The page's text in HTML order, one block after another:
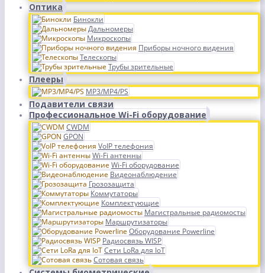
Оптика
Бинокли
Дальномеры
Микроскопы
Приборы ночного видения
Телескопы
Трубы зрительные
Плееры
MP3/MP4/PS
Подавители связи
Профессиональное Wi-Fi оборудование
CWDM
GPON
VoIP телефония
Wi-Fi антенны
Wi-Fi оборудование
Видеонаблюдение
Грозозащита
Коммутаторы
Комплектующие
Магистральные радиомосты
Маршрутизаторы
Оборудование Powerline
Радиосвязь WISP
Сети LoRa для IoT
Сотовая связь